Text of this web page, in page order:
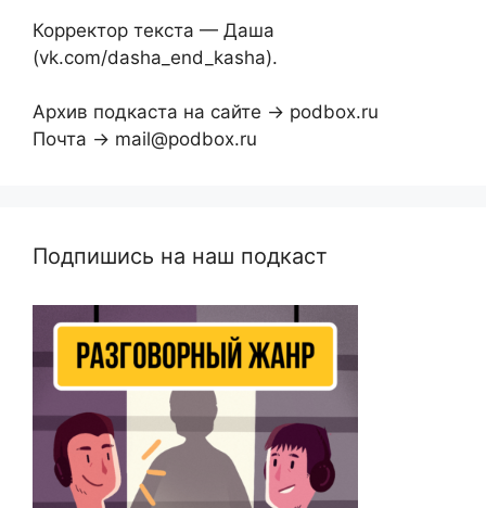
Корректор текста — Даша
(vk.com/dasha_end_kasha).
Архив подкаста на сайте → podbox.ru
Почта → mail@podbox.ru
Подпишись на наш подкаст